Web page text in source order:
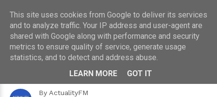
HOME›MÚSICA
Jennifer Lopez vuelve con Gente
By ActualityFM
This site uses cookies from Google to deliver its services
and to analyze traffic. Your IP address and user-agent are
shared with Google along with performance and security
metrics to ensure quality of service, generate usage
statistics, and to detect and address abuse.
LEARN MORE
GOT IT